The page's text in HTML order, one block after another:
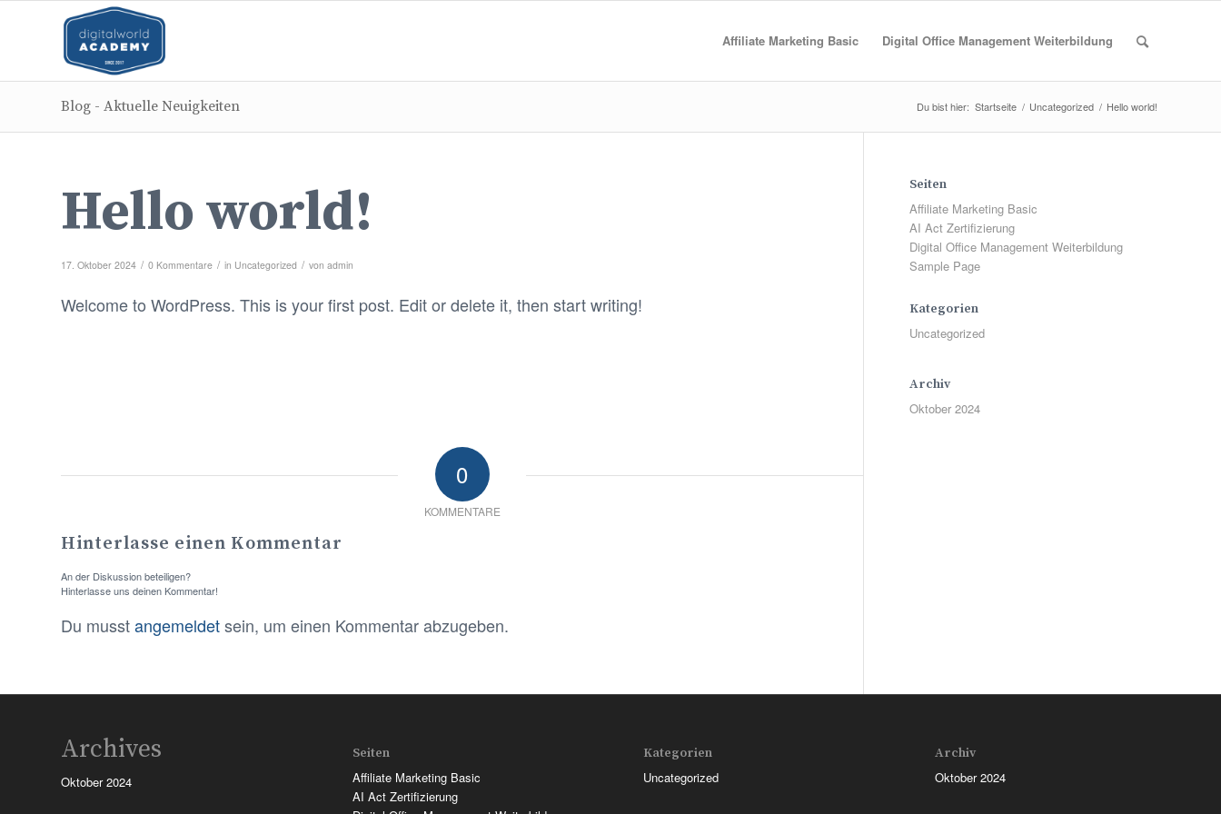
Affiliate Marketing Basic Digital Office Management Weiterbildung
Blog - Aktuelle Neuigkeiten Du bist hier: Startseite / Uncategorized / Hello world!
Hello world!
17. Oktober 2024 / 0 Kommentare / in Uncategorized / von admin
Welcome to WordPress. This is your first post. Edit or delete it, then start writing!
0
KOMMENTARE
Hinterlasse einen Kommentar
An der Diskussion beteiligen?
Hinterlasse uns deinen Kommentar!
Du musstangemeldetsein, um einen Kommentar abzugeben.
Seiten
Affiliate Marketing Basic
AI Act Zertifizierung
Digital Office Management Weiterbildung
Sample Page
Kategorien
Uncategorized
Archiv
Oktober 2024
Archives
Oktober 2024
Seiten
Affiliate Marketing Basic
AI Act Zertifizierung
Kategorien
Uncategorized
Archiv
Oktober 2024